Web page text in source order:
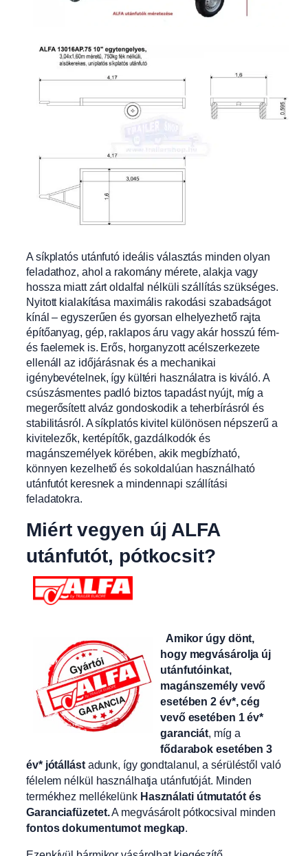
A síkplatós utánfutó ideális választás minden olyan
feladathoz, ahol a rakomány mérete, alakja vagy
hossza miatt zárt oldalfal nélküli szállítás szükséges.
Nyitott kialakítása maximális rakodási szabadságot
kínál – egyszerűen és gyorsan elhelyezhető rajta
építőanyag, gép, raklapos áru vagy akár hosszú fém-
és faelemek is. Erős, horganyzott acélszerkezete
ellenáll az időjárásnak és a mechanikai
igénybevételnek, így kültéri használatra is kiváló. A
csúszásmentes padló biztos tapadást nyújt, míg a
megerősített alváz gondoskodik a teherbírásról és
stabilitásról. A síkplatós kivitel különösen népszerű a
kivitelezők, kertépítők, gazdálkodók és
magánszemélyek körében, akik megbízható,
könnyen kezelhető és sokoldalúan használható
utánfutót keresnek a mindennapi szállítási
feladatokra.
Miért vegyen új ALFA
utánfutót, pótkocsit?
Amikor úgy dönt,
hogy megvásárolja új
utánfutóinkat,
magánszemély vevő
esetében 2 év*, cég
vevő esetében 1 év*
garanciát, míg a
fődarabok esetében 3
év* jótállástadunk, így gondtalanul, a sérüléstől való
félelem nélkül használhatja utánfutóját. Minden
termékhez mellékelünk Használati útmutatót és
Garanciafüzetet.A megvásárolt pótkocsival minden
fontos dokumentumot megkap.